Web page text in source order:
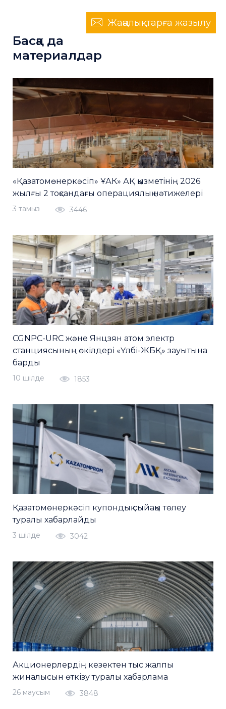
Жаңалықтарға жазылу
Басқа да
материалдар
«Қазатомөнеркәсіп» ҰАК» АҚ қызметінің 2026
жылғы 2 тоқсандағы операциялық нәтижелері
3 тамыз 3446
CGNPC-URC және Янцзян атом электр
станциясының өкілдері «Үлбі-ЖБҚ» зауытына
барды
10 шiлде 1853
Қазатомөнеркәсіп купондық сыйақы төлеу
туралы хабарлайды
3 шiлде 3042
Акционерлердің кезектен тыс жалпы
жиналысын өткізу туралы хабарлама
26 маусым 3848